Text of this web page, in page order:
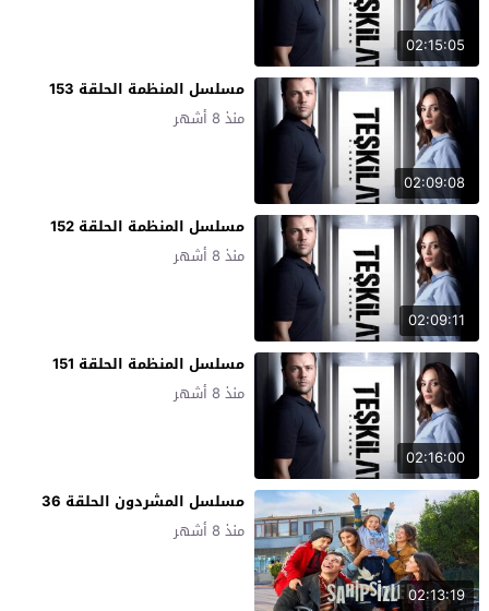
02:15:05
02:09:08
مسلسل المنظمة الحلقة 153
منذ 8 أشهر
02:09:11
مسلسل المنظمة الحلقة 152
منذ 8 أشهر
02:16:00
مسلسل المنظمة الحلقة 151
منذ 8 أشهر
02:13:19
مسلسل المشردون الحلقة 36
منذ 8 أشهر